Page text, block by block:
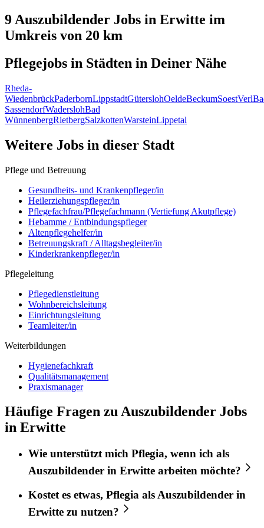
9 Auszubildender Jobs in Erwitte im
Umkreis von 20 km
Pflegejobs in Städten in Deiner Nähe
Rheda-
WiedenbrückPaderbornLippstadtGüterslohOeldeBeckumSoestVerl
SassendorfWaderslohBad
WünnenbergRietbergSalzkottenWarsteinLippetal
Weitere Jobs in dieser Stadt
Pflege und Betreuung
Gesundheits- und Krankenpfleger/in
Heilerziehungspfleger/in
Pflegefachfrau/Pflegefachmann (Vertiefung Akutpflege)
Hebamme / Entbindungspfleger
Altenpflegehelfer/in
Betreuungskraft / Alltagsbegleiter/in
Kinderkrankenpfleger/in
Pflegeleitung
Pflegedienstleitung
Wohnbereichsleitung
Einrichtungsleitung
Teamleiter/in
Weiterbildungen
Hygienefachkraft
Qualitätsmanagement
Praxismanager
Häufige Fragen zu Auszubildender Jobs
in Erwitte
Wie unterstützt mich Pflegia, wenn ich als
Auszubildender in Erwitte arbeiten möchte?
Kostet es etwas, Pflegia als Auszubildender in
Erwitte zu nutzen?